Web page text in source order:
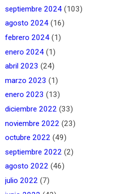
septiembre 2024 (103)
agosto 2024 (16)
febrero 2024 (1)
enero 2024 (1)
abril 2023 (24)
marzo 2023 (1)
enero 2023 (13)
diciembre 2022 (33)
noviembre 2022 (23)
octubre 2022 (49)
septiembre 2022 (2)
agosto 2022 (46)
julio 2022 (7)